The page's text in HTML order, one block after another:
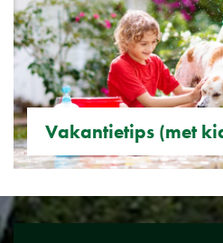
Vakantietips (met